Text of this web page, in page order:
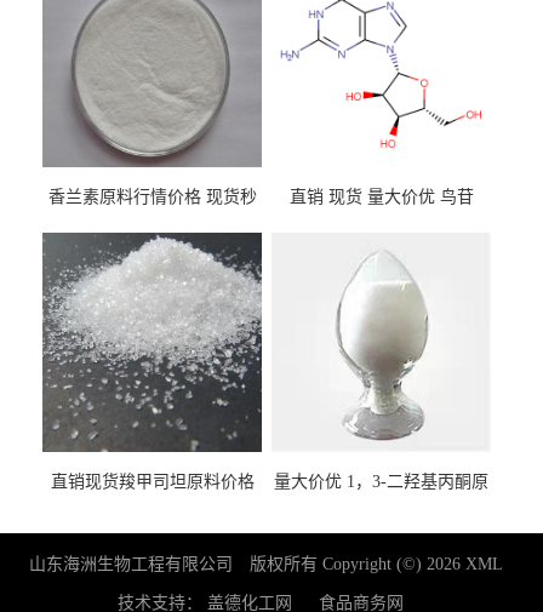
香兰素原料行情价格 现货秒
直销 现货 量大价优 鸟苷
直销现货羧甲司坦原料价格
量大价优 1，3-二羟基丙酮原
山东海洲生物工程有限公司 版权所有 Copyright (©) 2026 XML
技术支持： 盖德化工网 食品商务网